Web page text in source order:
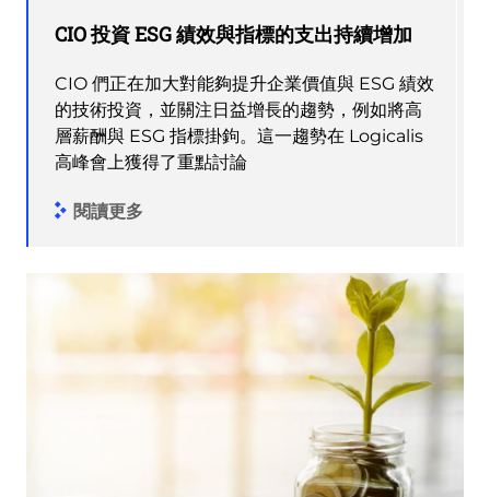
CIO 投資 ESG 績效與指標的支出持續增加
CIO 們正在加大對能夠提升企業價值與 ESG 績效
的技術投資，並關注日益增長的趨勢，例如將高
層薪酬與 ESG 指標掛鉤。這一趨勢在 Logicalis
高峰會上獲得了重點討論
閱讀更多